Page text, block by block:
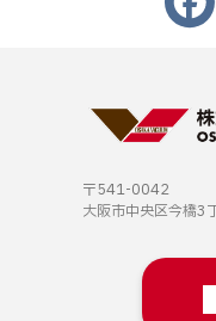
〒541-0042
大阪市中央区今橋3